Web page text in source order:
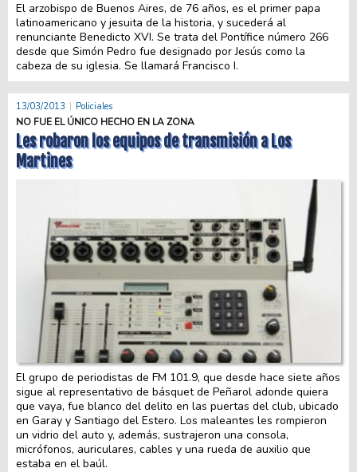
El arzobispo de Buenos Aires, de 76 años, es el primer papa
latinoamericano y jesuita de la historia, y sucederá al
renunciante Benedicto XVI. Se trata del Pontífice número 266
desde que Simón Pedro fue designado por Jesús como la
cabeza de su iglesia. Se llamará Francisco I.
13/03/2013 Policiales
NO FUE EL ÚNICO HECHO EN LA ZONA
Les robaron los equipos de transmisión a Los
Martines
El grupo de periodistas de FM 101.9, que desde hace siete años
sigue al representativo de básquet de Peñarol adonde quiera
que vaya, fue blanco del delito en las puertas del club, ubicado
en Garay y Santiago del Estero. Los maleantes les rompieron
un vidrio del auto y, además, sustrajeron una consola,
micrófonos, auriculares, cables y una rueda de auxilio que
estaba en el baúl.